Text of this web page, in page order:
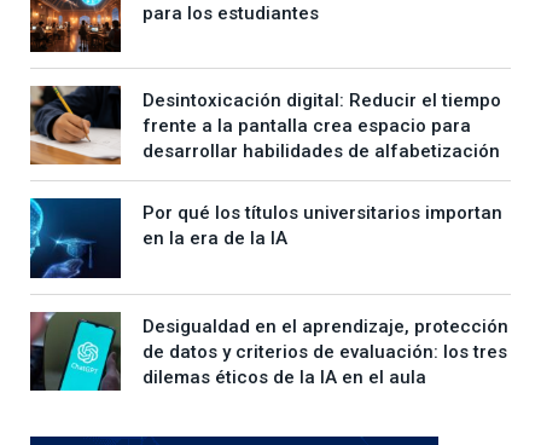
para los estudiantes
Desintoxicación digital: Reducir el tiempo
frente a la pantalla crea espacio para
desarrollar habilidades de alfabetización
Por qué los títulos universitarios importan
en la era de la IA
Desigualdad en el aprendizaje, protección
de datos y criterios de evaluación: los tres
dilemas éticos de la IA en el aula